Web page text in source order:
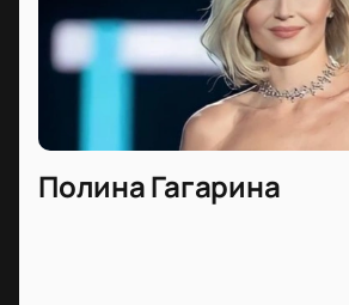
Полина Гагарина